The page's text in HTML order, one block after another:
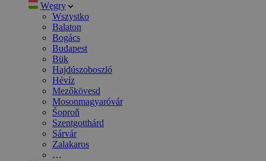
Węgry
Wszystko
Balaton
Bogács
Budapest
Bük
Hajdúszoboszló
Hévíz
Mezőkövesd
Mosonmagyaróvár
Šoproň
Szentgotthárd
Sárvár
Zalakaros
…